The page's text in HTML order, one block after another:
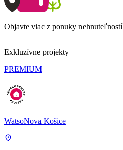
Objavte viac z ponuky nehnuteľností
Exkluzívne projekty
PREMIUM
WatsoNova Košice